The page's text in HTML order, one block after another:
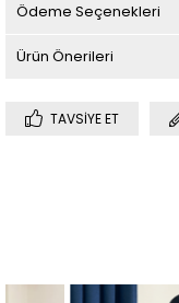
Ödeme Seçenekleri
Ürün Önerileri
TAVSIYE ET